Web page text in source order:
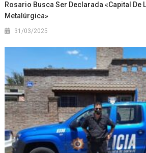
Rosario Busca Ser Declarada «Capital De
Metalúrgica»
31/03/2025